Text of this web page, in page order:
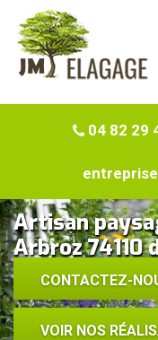
04 82 29
Artisan
Arbroz
CONTACTEZ-
VOIR NOS